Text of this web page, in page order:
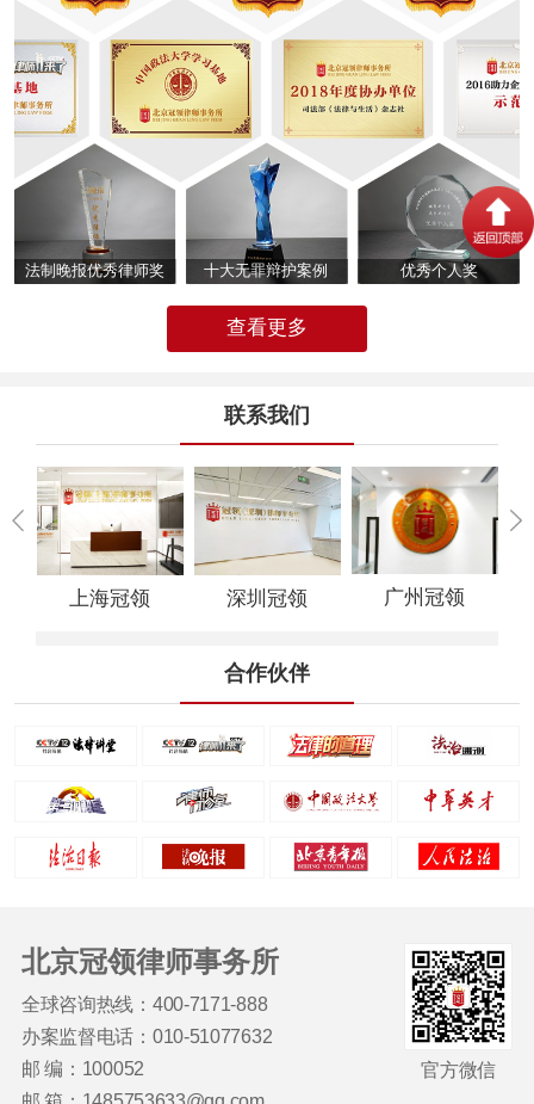
法制晚报优秀律师奖 十大无罪辩护案例 优秀个人奖
查看更多
联系我们
上海冠领 深圳冠领 广州冠领
合作伙伴
北京冠领律师事务所
全球咨询热线：400-7171-888
办案监督电话：010-51077632
邮 编：100052
官方微信